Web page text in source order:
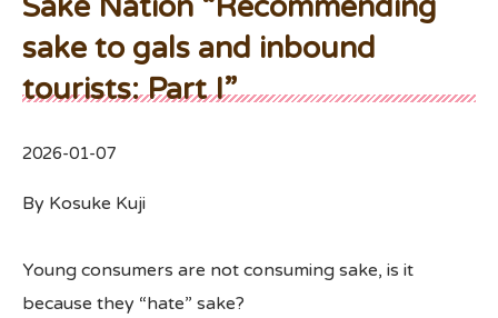
SSSIA Membership
Event
2013-2014 Sake Tasting
sake to gals and inbound
tourists: Part I”
2026-01-07
By Kosuke Kuji
Young consumers are not consuming sake, is it
because they “hate” sake?